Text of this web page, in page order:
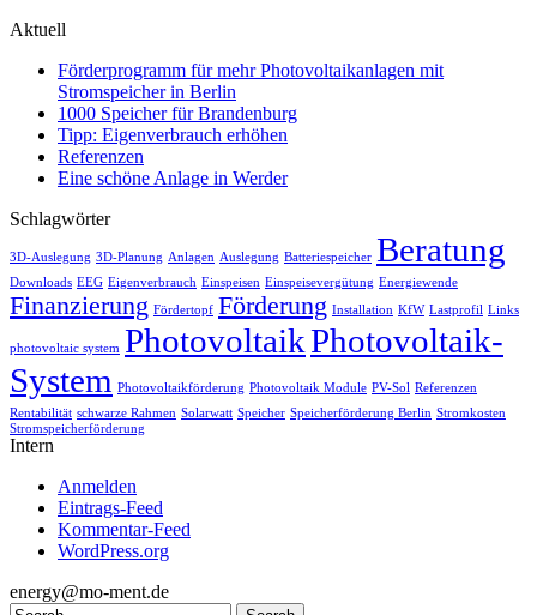
Aktuell
Förderprogramm für mehr Photovoltaikanlagen mit
Stromspeicher in Berlin
1000 Speicher für Brandenburg
Tipp: Eigenverbrauch erhöhen
Referenzen
Eine schöne Anlage in Werder
Schlagwörter
3D-Auslegung 3D-Planung Anlagen Auslegung Batteriespeicher Beratung
Downloads EEG Eigenverbrauch Einspeisen Einspeisevergütung Energiewende
Finanzierung Fördertopf Förderung Installation KfW Lastprofil Links
photovoltaic system PhotovoltaikPhotovoltaik-
System Photovoltaikförderung Photovoltaik Module PV-Sol Referenzen
Rentabilität schwarze Rahmen Solarwatt Speicher Speicherförderung Berlin Stromkosten
Stromspeicherförderung
Intern
Anmelden
Eintrags-Feed
Kommentar-Feed
WordPress.org
energy@mo-ment.de